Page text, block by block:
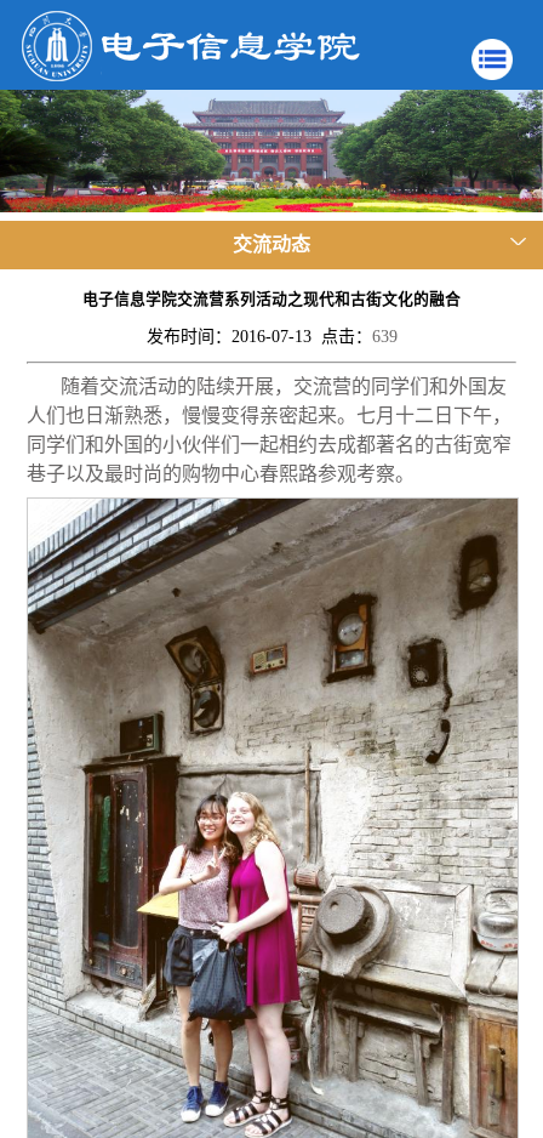
交流动态
电子信息学院交流营系列活动之现代和古街文化的融合
发布时间：2016-07-13 点击： 639
随着交流活动的陆续开展，交流营的同学们和外国友
人们也日渐熟悉，慢慢变得亲密起来。七月十二日下午，
同学们和外国的小伙伴们一起相约去成都著名的古街宽窄
巷子以及最时尚的购物中心春熙路参观考察。